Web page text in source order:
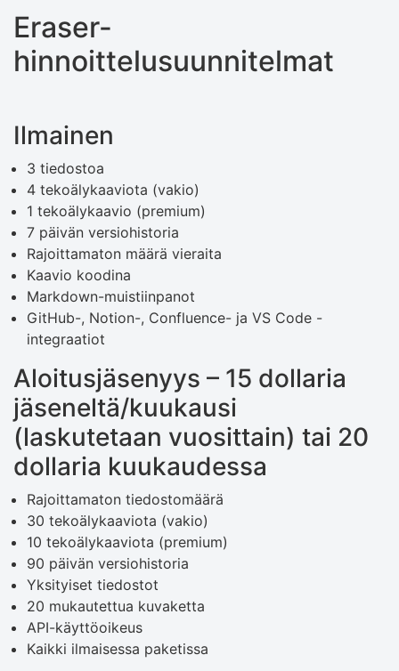
Eraser-
hinnoittelusuunnitelmat
Ilmainen
3 tiedostoa
4 tekoälykaaviota (vakio)
1 tekoälykaavio (premium)
7 päivän versiohistoria
Rajoittamaton määrä vieraita
Kaavio koodina
Markdown-muistiinpanot
GitHub-, Notion-, Confluence- ja VS Code -
integraatiot
Aloitusjäsenyys – 15 dollaria
jäseneltä/kuukausi
(laskutetaan vuosittain) tai 20
dollaria kuukaudessa
Rajoittamaton tiedostomäärä
30 tekoälykaaviota (vakio)
10 tekoälykaaviota (premium)
90 päivän versiohistoria
Yksityiset tiedostot
20 mukautettua kuvaketta
API-käyttöoikeus
Kaikki ilmaisessa paketissa